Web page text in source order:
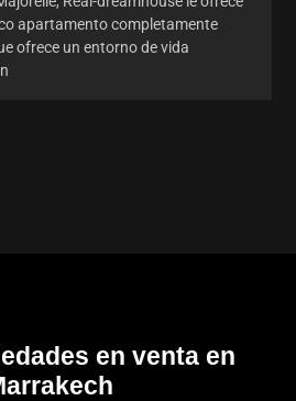
apartamento completamente
ofrece un entorno de vida
en venta en